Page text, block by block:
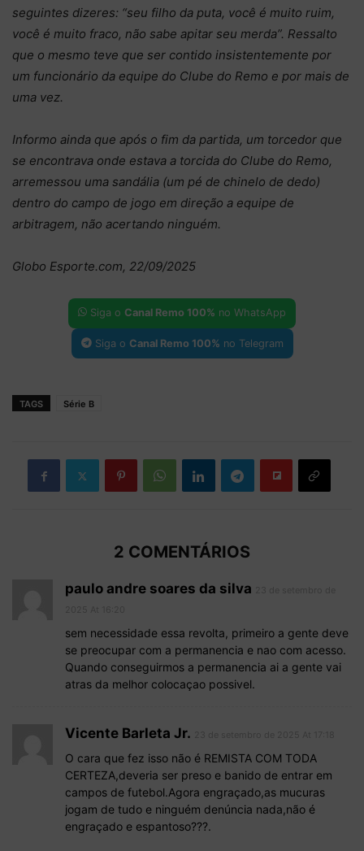
seguintes dizeres: “seu filho da puta, você é muito ruim,
você é muito fraco, não sabe apitar seu merda”. Ressalto
que o mesmo teve que ser contido insistentemente por
um funcionário da equipe do Clube do Remo e por mais de
uma vez.
Informo ainda que após o fim da partida, um torcedor que
se encontrava onde estava a torcida do Clube do Remo,
arremessou uma sandália (um pé de chinelo de dedo)
dentro do campo de jogo em direção a equipe de
arbitragem, não acertando ninguém.
Globo Esporte.com, 22/09/2025
Siga o Canal Remo 100% no WhatsApp
Siga o Canal Remo 100% no Telegram
TAGS Série B
2 COMENTÁRIOS
paulo andre soares da silva
sem necessidade essa revolta, primeiro a gente deve
se preocupar com a permanencia e nao com acesso.
Quando conseguirmos a permanencia ai a gente vai
atras da melhor colocaçao possivel.
Vicente Barleta Jr.
O cara que fez isso não é REMISTA COM TODA
CERTEZA,deveria ser preso e banido de entrar em
campos de futebol.Agora engraçado,as mucuras
jogam de tudo e ninguém denúncia nada,não é
engraçado e espantoso???.